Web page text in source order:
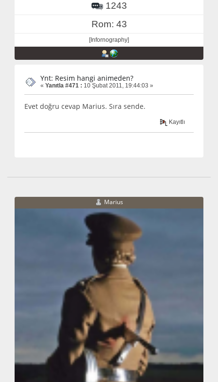
1243
Rom: 43
[Infornography]
Ynt: Resim hangi animeden?
« Yanıtla #471 : 10 Şubat 2011, 19:44:03 »
Evet doğru cevap Marius. Sıra sende.
Kayıtlı
Marius